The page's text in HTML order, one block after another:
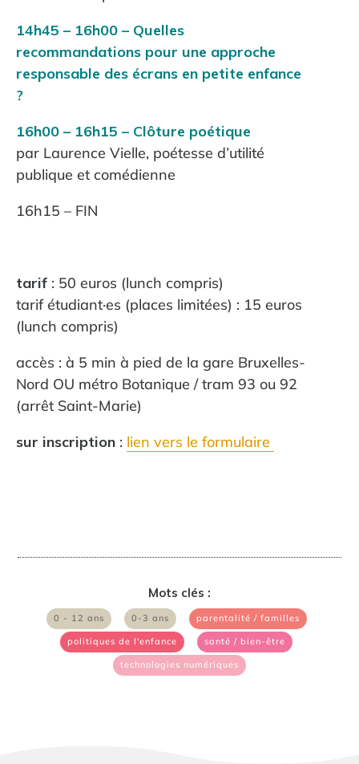
14h45 – 16h00 – Quelles
recommandations pour une approche
responsable des écrans en petite enfance
?
16h00 – 16h15 – Clôture poétique
par Laurence Vielle, poétesse d’utilité
publique et comédienne
16h15 – FIN
tarif : 50 euros (lunch compris)
tarif étudiant·es (places limitées) : 15 euros
(lunch compris)
accès : à 5 min à pied de la gare Bruxelles-
Nord OU métro Botanique / tram 93 ou 92
(arrêt Saint-Marie)
sur inscription : lien vers le formulaire
Mots clés :
0 - 12 ans 0-3 ans parentalité / familles
politiques de l'enfance santé / bien-être
technologies numériques